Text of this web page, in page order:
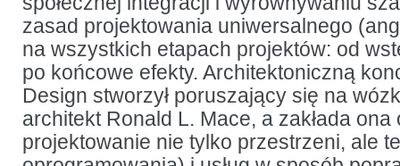
zasad projektowania uniwersalnego
na wszystkich etapach projektów: od
po końcowe efekty. Architektoniczną
Design stworzył poruszający się na
architekt Ronald L. Mace, a zakłada ona
projektowanie nie tylko przestrzeni, ale